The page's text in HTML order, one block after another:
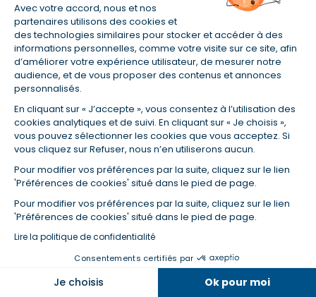
Avec votre accord, nous et nos
partenaires utilisons des cookies et
des technologies similaires pour stocker et accéder à des
informations personnelles, comme votre visite sur ce site, afin
d’améliorer votre expérience utilisateur, de mesurer notre
audience, et de vous proposer des contenus et annonces
personnalisés.
En cliquant sur « J’accepte », vous consentez à l’utilisation des
cookies analytiques et de suivi. En cliquant sur « Je choisis »,
vous pouvez sélectionner les cookies que vous acceptez. Si
vous cliquez sur Refuser, nous n’en utiliserons aucun.
Pour modifier vos préférences par la suite, cliquez sur le lien
'Préférences de cookies' situé dans le pied de page.
Pour modifier vos préférences par la suite, cliquez sur le lien
'Préférences de cookies' situé dans le pied de page.
Lire la politique de confidentialité
Consentements certifiés par
Je choisis Ok pour moi
Trouvez la solution de défiscalisation qui
vous convient le mieux
Découvrez les solutions de
défiscalisation